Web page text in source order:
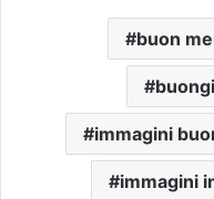
buon
immagini
immagini